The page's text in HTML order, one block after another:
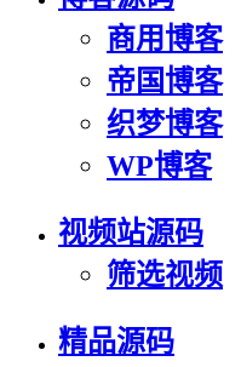
商用博客
帝国博客
织梦博客
WP博客
视频站源码
筛选视频
精品源码